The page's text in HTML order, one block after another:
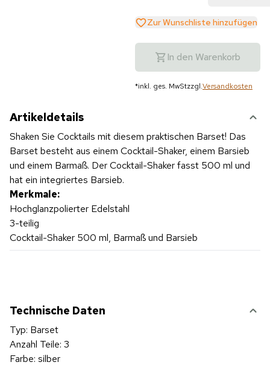
Zur Wunschliste hinzufügen
In den Warenkorb
*inkl. ges. MwStzzgl.Versandkosten
Artikeldetails
Shaken Sie Cocktails mit diesem praktischen Barset! Das
Barset besteht aus einem Cocktail-Shaker, einem Barsieb
und einem Barmaß. Der Cocktail-Shaker fasst 500 ml und
hat ein integriertes Barsieb.
Merkmale:
Hochglanzpolierter Edelstahl
3-teilig
Cocktail-Shaker 500 ml, Barmaß und Barsieb
Technische Daten
Typ: Barset
Anzahl Teile: 3
Farbe: silber